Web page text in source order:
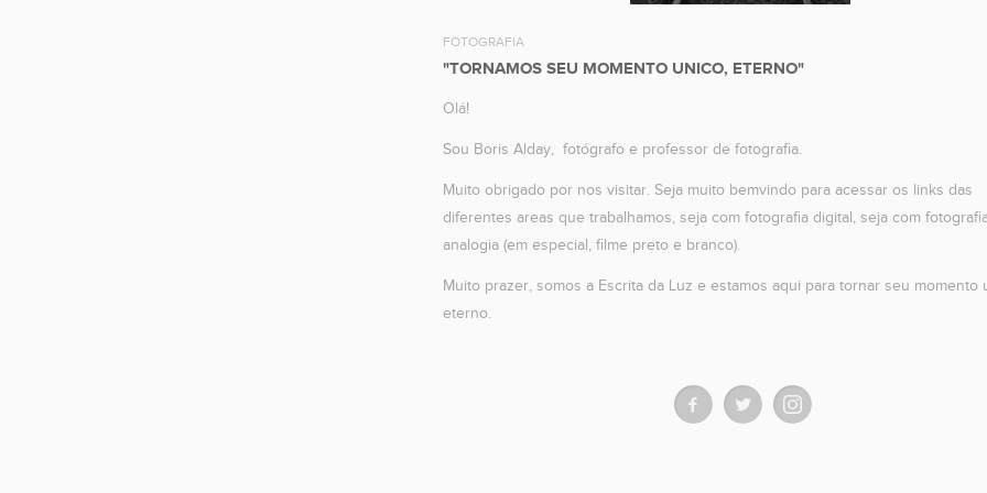
FOTOGRAFIA
"TORNAMOS SEU MOMENTO UNICO, ETERNO"
Olá!
Sou Boris Alday, fotógrafo e professor de fotografia.
Muito obrigado por nos visitar. Seja muito bemvindo para acessar os links das
diferentes areas que trabalhamos, seja com fotografia digital, seja com
analogia (em especial, filme preto e branco).
Muito prazer, somos a Escrita da Luz e estamos aqui para tornar seu momento
eterno.